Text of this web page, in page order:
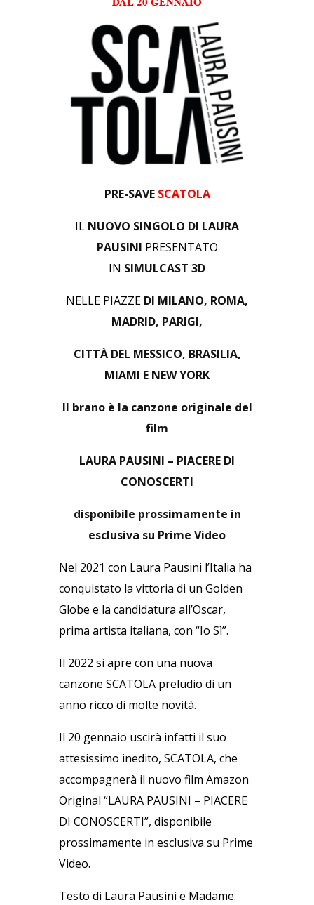
PRE-SAVE SCATOLA
IL NUOVO SINGOLO DI LAURA
PAUSINI PRESENTATO
IN SIMULCAST 3D
NELLE PIAZZE DI MILANO, ROMA,
MADRID, PARIGI,
CITTÀ DEL MESSICO, BRASILIA,
MIAMI E NEW YORK
Il brano è la canzone originale del
film
LAURA PAUSINI – PIACERE DI
CONOSCERTI
disponibile prossimamente in
esclusiva su Prime Video
Nel 2021 con Laura Pausini l’Italia ha
conquistato la vittoria di un Golden
Globe e la candidatura all’Oscar,
prima artista italiana, con “Io Sì”.
Il 2022 si apre con una nuova
canzone SCATOLA preludio di un
anno ricco di molte novità.
Il 20 gennaio uscirà infatti il suo
attesissimo inedito, SCATOLA, che
accompagnerà il nuovo film Amazon
Original “LAURA PAUSINI – PIACERE
DI CONOSCERTI”, disponibile
prossimamente in esclusiva su Prime
Video.
Testo di Laura Pausini e Madame.